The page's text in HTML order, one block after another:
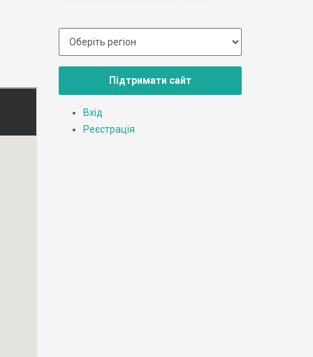
Підтримати сайт
Вхід
Реєстрація